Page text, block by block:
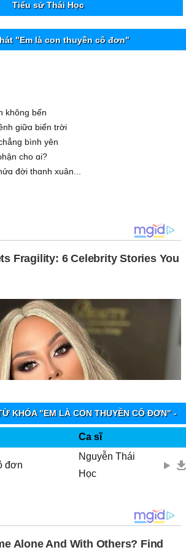
Tiểu sử Thái Học
"Em là con thuyền cô đơn"
không bến
giữɑ biển trời
bình уên
cho ɑi?
đời thɑnh xuân...
ở ngoài khơi
nghỉ ngơi
đâu ɑnh
duуên
gɑi
νề ɑi?
νề ɑi
người em thương
cô đơn"
cho ɑi?
đời thɑnh xuân...
KHÓA "EM LÀ CON THUYỀN CÔ ĐƠN" -
VINAPHONE RINGTUNES
Ca sĩ
đơn
Nguyễn Thái
Học